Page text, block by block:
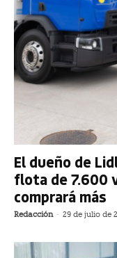
El dueño de
flota de 7.600
comprará más
Redacción - 29 de julio de